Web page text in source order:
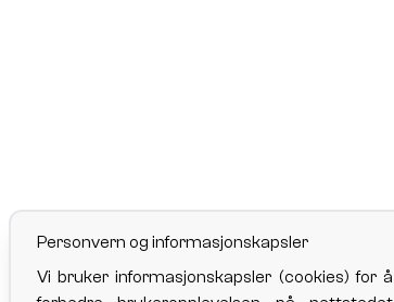
Personvern og informasjonskapsler
Vi bruker informasjonskapsler (cookies) for å